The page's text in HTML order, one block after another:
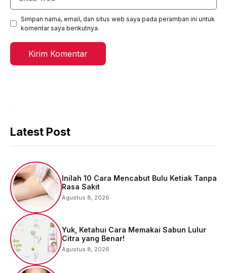
Simpan nama, email, dan situs web saya pada peramban ini untuk
komentar saya berikutnya.
Latest Post
Inilah 10 Cara Mencabut Bulu Ketiak Tanpa
Rasa Sakit
Agustus 8, 2026
Yuk, Ketahui Cara Memakai Sabun Lulur
Citra yang Benar!
Agustus 8, 2026